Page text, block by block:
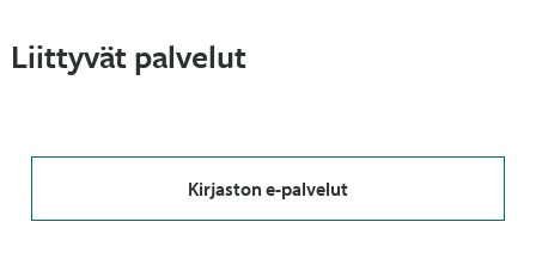
Liittyvät palvelut
Kirjaston e-palvelut